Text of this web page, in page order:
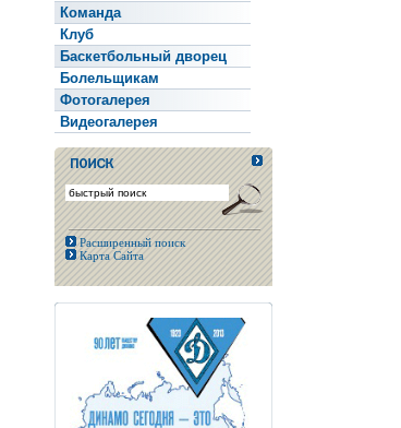
Команда
Клуб
Баскетбольный дворец
Болельщикам
Фотогалерея
Видеогалерея
Расширенный поиск
Карта Сайта